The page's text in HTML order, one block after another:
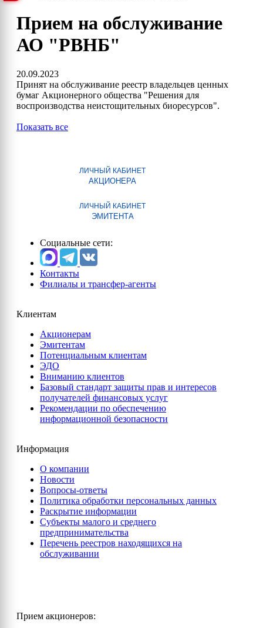
Прием на обслуживание
АО "РВНБ"
20.09.2023
Принят на обслуживание реестр владельцев ценных
бумаг Акционерного общества "Решения для
воспроизводства неистощительных биоресурсов".
Показать все
ЛИЧНЫЙ КАБИНЕТ
АКЦИОНЕРА
ЛИЧНЫЙ КАБИНЕТ
ЭМИТЕНТА
Социальные сети:
Контакты
Филиалы и трансфер-агенты
Клиентам
Акционерам
Эмитентам
Потенциальным клиентам
ЭДО
Вниманию клиентов
Базовый стандарт защиты прав и интересов
получателей финансовых услуг
Рекомендации по обеспечению
информационной безопасности
Информация
О компании
Новости
Вопросы-ответы
Политика обработки персональных данных
Раскрытие информации
Субъекты малого и среднего
предпринимательства
Перечень реестров находящихся на
обслуживании
Прием акционеров: